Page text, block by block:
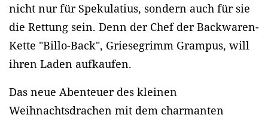
nicht nur für Spekulatius, sondern auch für sie
die Rettung sein. Denn der Chef der Backwaren-
Kette "Billo-Back", Griesegrimm Grampus, will
ihren Laden aufkaufen.
Das neue Abenteuer des kleinen
Weihnachtsdrachen mit dem charmanten